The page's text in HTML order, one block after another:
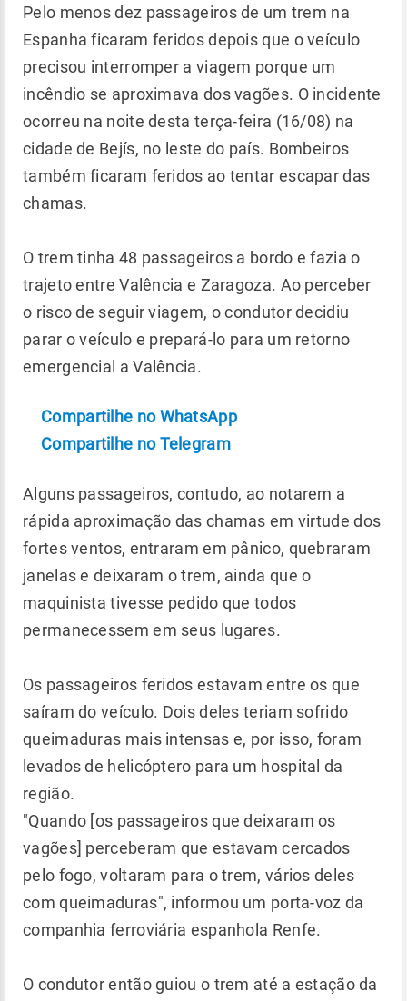
Pelo menos dez passageiros de um trem na
Espanha ficaram feridos depois que o veículo
precisou interromper a viagem porque um
incêndio se aproximava dos vagões. O incidente
ocorreu na noite desta terça-feira (16/08) na
cidade de Bejís, no leste do país. Bombeiros
também ficaram feridos ao tentar escapar das
chamas.
O trem tinha 48 passageiros a bordo e fazia o
trajeto entre Valência e Zaragoza. Ao perceber
o risco de seguir viagem, o condutor decidiu
parar o veículo e prepará-lo para um retorno
emergencial a Valência.
Compartilhe no WhatsApp
Compartilhe no Telegram
Alguns passageiros, contudo, ao notarem a
rápida aproximação das chamas em virtude dos
fortes ventos, entraram em pânico, quebraram
janelas e deixaram o trem, ainda que o
maquinista tivesse pedido que todos
permanecessem em seus lugares.
Os passageiros feridos estavam entre os que
saíram do veículo. Dois deles teriam sofrido
queimaduras mais intensas e, por isso, foram
levados de helicóptero para um hospital da
região.
"Quando [os passageiros que deixaram os
vagões] perceberam que estavam cercados
pelo fogo, voltaram para o trem, vários deles
com queimaduras", informou um porta-voz da
companhia ferroviária espanhola Renfe.
O condutor então guiou o trem até a estação da